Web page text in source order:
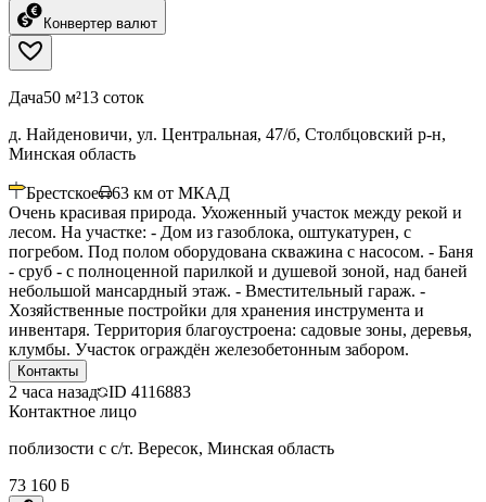
Конвертер валют
Дача50 м²13 соток
д. Найденовичи, ул. Центральная, 47/б, Столбцовский р-н,
Минская область
Брестское 63 км от МКАД
Очень красивая природа. Ухоженный участок между рекой и
лесом. На участке: - Дом из газоблока, оштукатурен, с
погребом. Под полом оборудована скважина с насосом. - Баня
- сруб - с полноценной парилкой и душевой зоной, над баней
небольшой мансардный этаж. - Вместительный гараж. -
Хозяйственные постройки для хранения инструмента и
инвентаря. Территория благоустроена: садовые зоны, деревья,
клумбы. Участок ограждён железобетонным забором.
Контакты
2 часа назад ID 4116883
Контактное лицо
поблизости с с/т. Вересок, Минская область
73 160 ƃ